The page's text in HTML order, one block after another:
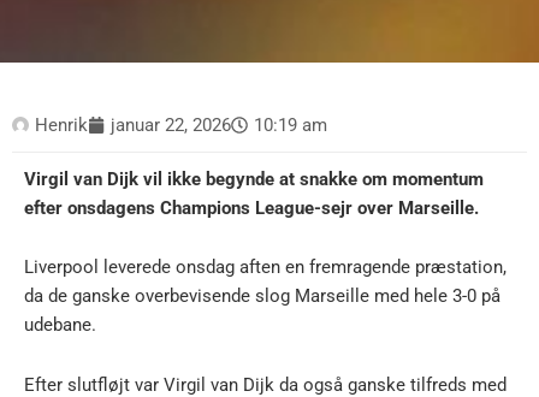
Henrik januar 22, 2026 10:19 am
Virgil van Dijk vil ikke begynde at snakke om momentum
efter onsdagens Champions League-sejr over Marseille.
Liverpool leverede onsdag aften en fremragende præstation,
da de ganske overbevisende slog Marseille med hele 3-0 på
udebane.
Efter slutfløjt var Virgil van Dijk da også ganske tilfreds med